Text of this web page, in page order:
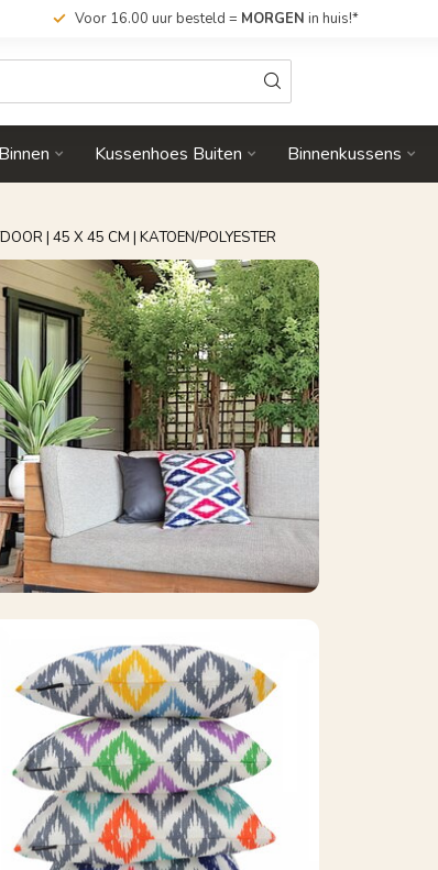
Voor 16.00 uur besteld = MORGEN in huis!*
Kussenhoes Buiten Binnenkussens
| 45 X 45 CM | KATOEN/POLYESTER